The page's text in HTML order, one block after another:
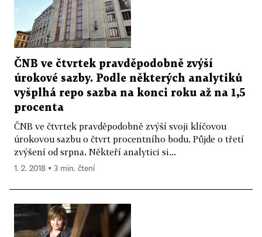
ČNB ve čtvrtek pravděpodobně zvýší
úrokové sazby. Podle některých analytiků
vyšplhá repo sazba na konci roku až na 1,5
procenta
ČNB ve čtvrtek pravděpodobně zvýší svoji klíčovou
úrokovou sazbu o čtvrt procentního bodu. Půjde o třetí
zvýšení od srpna. Někteří analytici si...
1. 2. 2018 ▪ 3 min. čtení